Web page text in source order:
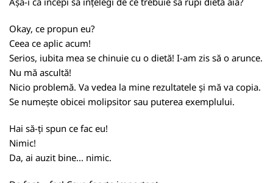
Okay, ce propun eu?
Ceea ce aplic acum!
Serios, iubita mea se chinuie cu o dietă! I-am zis să o arunce.
Nu mă ascultă!
Nicio problemă. Va vedea la mine rezultatele și mă va copia.
Se numește obicei molipsitor sau puterea exemplului.
Hai să-ți spun ce fac eu!
Nimic!
Da, ai auzit bine... nimic.